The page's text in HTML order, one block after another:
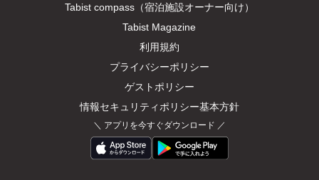
＼ アプリを今すぐダウンロード ／
Tabist compass（宿泊施設オーナー向け）
Tabist Magazine
利用規約
プライバシーポリシー
ゲストポリシー
情報セキュリティポリシー基本方針